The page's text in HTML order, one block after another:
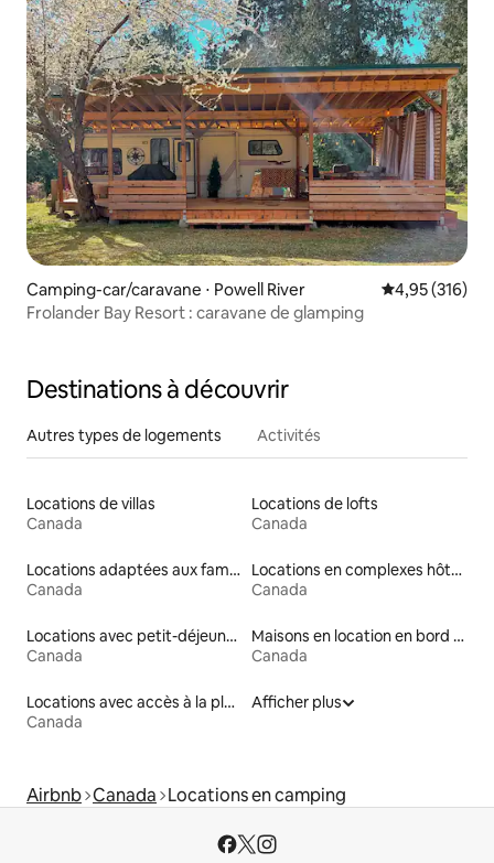
Camping-car/caravane ⋅ Powell River Évaluation
4,95 (316)
Frolander Bay Resort : caravane de glamping
Destinations à découvrir
Autres types de logements Activités
Locations de villas
Canada
Locations de lofts
Canada
Locations adaptées aux familles
Canada
Locations en complexes hôteliers
Canada
Locations avec petit-déjeuner
Canada
Maisons en location en bord de mer
Canada
Locations avec accès à la plage
Canada
Afficher plus
Airbnb Canada Locations en camping